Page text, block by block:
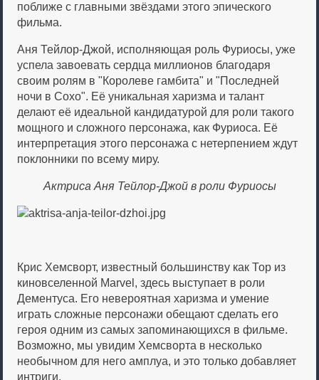
поближе с главными звёздами этого эпического
фильма.
Аня Тейлор-Джой, исполняющая роль Фуриосы, уже
успела завоевать сердца миллионов благодаря
своим ролям в "Королеве гамбита" и "Последней
ночи в Сохо". Её уникальная харизма и талант
делают её идеальной кандидатурой для роли такого
мощного и сложного персонажа, как Фуриоса. Её
интерпретация этого персонажа с нетерпением ждут
поклонники по всему миру.
Актриса Аня Тейлор-Джой в роли Фуриосы
Крис Хемсворт, известный большинству как Тор из
киновселенной Marvel, здесь выступает в роли
Дементуса. Его невероятная харизма и умение
играть сложные персонажи обещают сделать его
героя одним из самых запоминающихся в фильме.
Возможно, мы увидим Хемсворта в несколько
необычном для него амплуа, и это только добавляет
интриги.